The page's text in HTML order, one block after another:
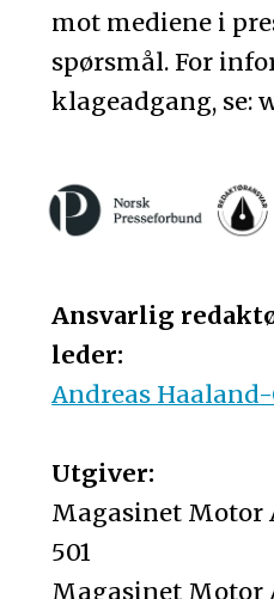
mot mediene i
spørsmål. For
klageadgang, se:
Ansvarlig
leder:
Andreas
Utgiver:
Magasinet Motor
501
Magasinet Motor